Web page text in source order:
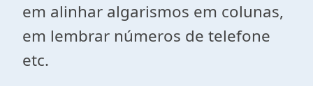
em alinhar algarismos em colunas,
em lembrar números de telefone
etc.